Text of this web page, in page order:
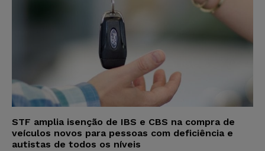
STF amplia isenção de IBS e CBS na compra de
veículos novos para pessoas com deficiência e
autistas de todos os níveis